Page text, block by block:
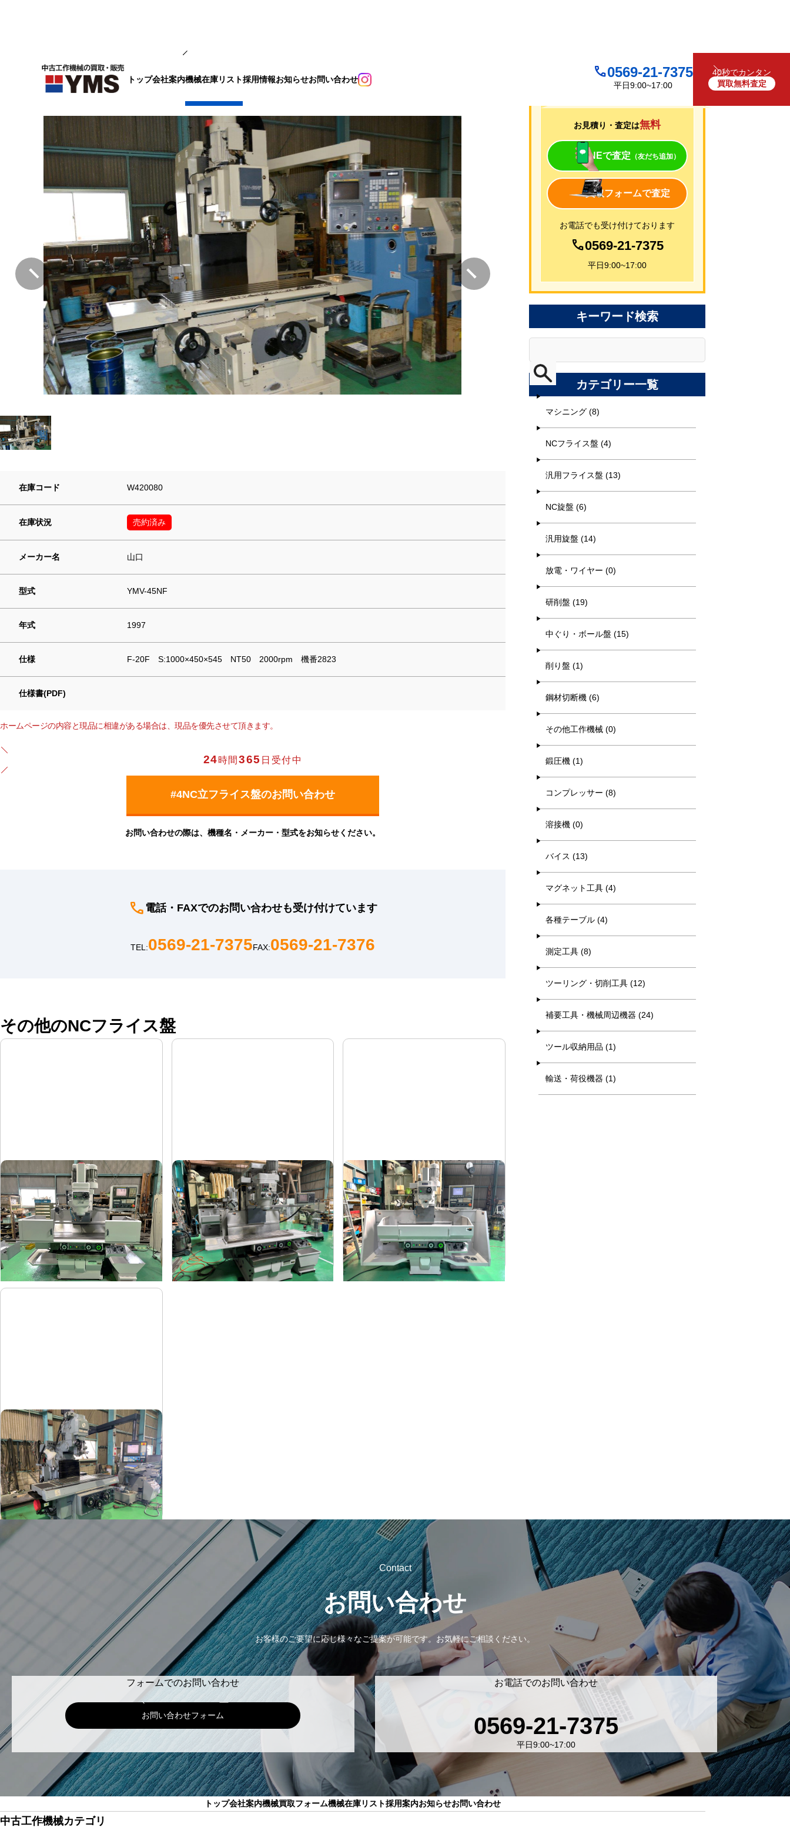
トップ会社案内機械在庫リスト採用情報お知らせお問い合わせ 0569-21-7375
平日9:00~17:00
40秒でカンタン
買取無料査定
#4NC立フライス盤
在庫コード W420080
在庫状況 売約済み
メーカー名 山口
型式 YMV-45NF
年式 1997
仕様 F-20F S:1000×450×545 NT50 2000rpm 機番2823
仕様書(PDF)
ホームページの内容と現品に相違がある場合は、現品を優先させて頂きます。
24時間365 日受付中
お問い合わせの際は、機種名・メーカー・型式をお知らせください。
電話・FAXでのお問い合わせも受け付けています
TEL:0569-21-7375FAX:0569-21-7376
その他のNCフライス盤
#3NC立フライス盤
メーカー 山崎技研
形 式YZ-8WRⅢ
年 式2005
#3NC立フライス盤
メーカー 山崎技研
形 式YZ-8WR
年 式2007
#3NC立フライス盤
メーカー 山崎技研
形 式YZ-352NCR
年 2014
#2NC立フライス盤
メーカー マキノ
形 式AEV-74
年 式2003
買取について
お見積り・査定は無料
LINEで査定 （友だち追加）
買取フォームで査定
お電話でも受け付けております
0569-21-7375
平日9:00~17:00
キーワード検索
カテゴリー一覧
マシニング (8)
NCフライス盤 (4)
汎用フライス盤 (13)
NC旋盤 (6)
汎用旋盤 (14)
放電・ワイヤー (0)
研削盤 (19)
中ぐり・ボール盤 (15)
削り盤 (1)
鋼材切断機 (6)
その他工作機械 (0)
鍛圧機 (1)
コンプレッサー (8)
溶接機 (0)
バイス (13)
マグネット工具 (4)
各種テーブル (4)
測定工具 (8)
ツーリング・切削工具 (12)
補要工具・機械周辺機器 (24)
ツール収納用品 (1)
輸送・荷役機器 (1)
Contact
お問い合わせ
お客様のご要望に応じ様々なご提案が可能です。 お気軽にご相談ください。
フォームでのお問い合わせ
お問い合わせフォーム
お電話でのお問い合わせ
0569-21-7375
平日9:00~17:00
トップ会社案内機械買取フォーム機械在庫リスト採用案内お知らせお問い合わせ
中古工作機械カテゴリ